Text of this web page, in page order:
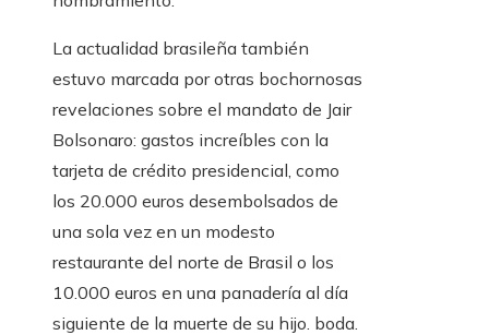
La actualidad brasileña también
estuvo marcada por otras bochornosas
revelaciones sobre el mandato de Jair
Bolsonaro: gastos increíbles con la
tarjeta de crédito presidencial, como
los 20.000 euros desembolsados ​​de
una sola vez en un modesto
restaurante del norte de Brasil o los
10.000 euros en una panadería al día
siguiente de la muerte de su hijo. boda.